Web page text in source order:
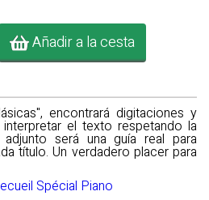
Añadir a la cesta
encontrará digitaciones y
el texto respetando la
será una guía real para
título. Un verdadero placer para
Spécial Piano